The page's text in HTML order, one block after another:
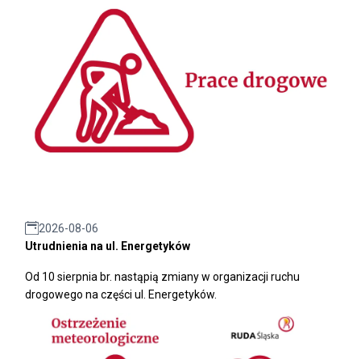
2026-08-06
Utrudnienia na ul. Energetyków
Od 10 sierpnia br. nastąpią zmiany w organizacji ruchu
drogowego na części ul. Energetyków.